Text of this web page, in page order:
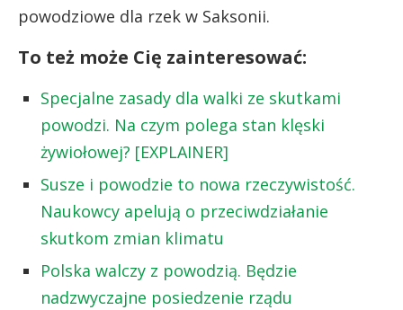
powodziowe dla rzek w Saksonii.
To też może Cię zainteresować:
Specjalne zasady dla walki ze skutkami
powodzi. Na czym polega stan klęski
żywiołowej? [EXPLAINER]
Susze i powodzie to nowa rzeczywistość.
Naukowcy apelują o przeciwdziałanie
skutkom zmian klimatu
Polska walczy z powodzią. Będzie
nadzwyczajne posiedzenie rządu